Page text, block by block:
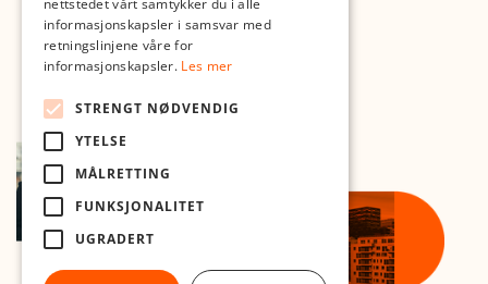
nettstedet vårt samtykker du i alle
informasjonskapsler i samsvar med
retningslinjene våre for
informasjonskapsler. Les mer
STRENGT NØDVENDIG
YTELSE
MÅLRETTING
FUNKSJONALITET
UGRADERT